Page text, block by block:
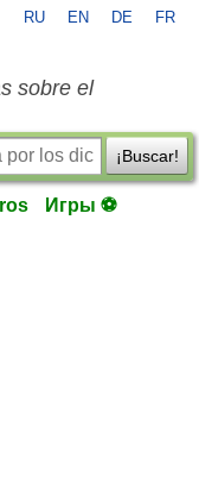
RU EN DE FR
sobre el
¡Buscar!
Игры ⚽